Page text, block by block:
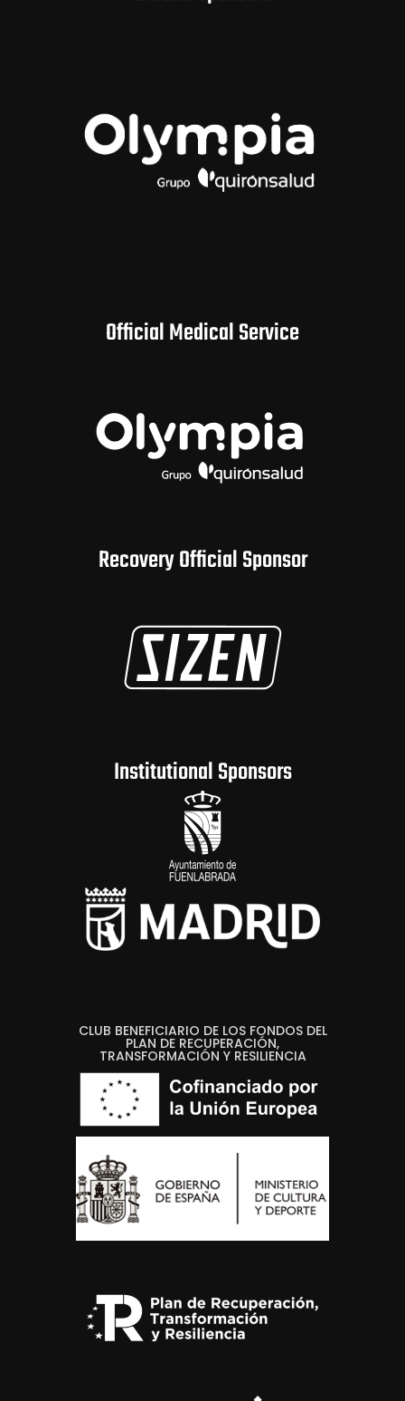
Official Medical Service
Recovery Official Sponsor
Institutional Sponsors
CLUB BENEFICIARIO DE LOS FONDOS DEL
PLAN DE RECUPERACIÓN,
TRANSFORMACIÓN Y RESILIENCIA